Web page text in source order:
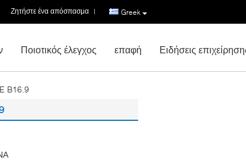
Greek
Ζητήστε ένα απόσπασμα |
Ποιοτικός έλεγχος επαφή Ειδήσεις
B16.9